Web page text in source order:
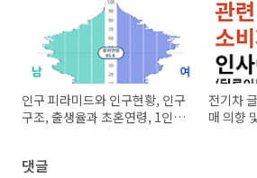
인구 피라미드와 인구현황, 인구
구조, 출생율과 초혼연령, 1인가
전기차
매 의향
댓글